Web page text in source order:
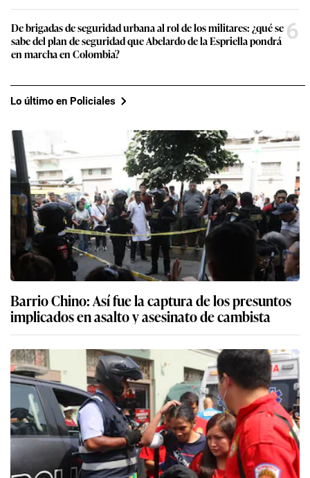
De brigadas de seguridad urbana al rol de los militares: ¿qué se
sabe del plan de seguridad que Abelardo de la Espriella pondrá
en marcha en Colombia?
6
Lo último en Policiales
Barrio Chino: Así fue la captura de los presuntos
implicados en asalto y asesinato de cambista